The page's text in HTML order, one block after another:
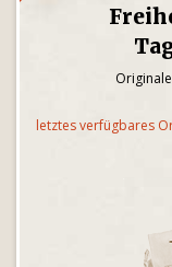
letztes verfügbares